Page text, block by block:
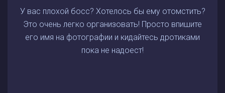
У вас плохой босс? Хотелось бы ему отомстить?
Это очень легко организовать! Просто впишите
его имя на фотографии и кидайтесь дротиками
пока не надоест!